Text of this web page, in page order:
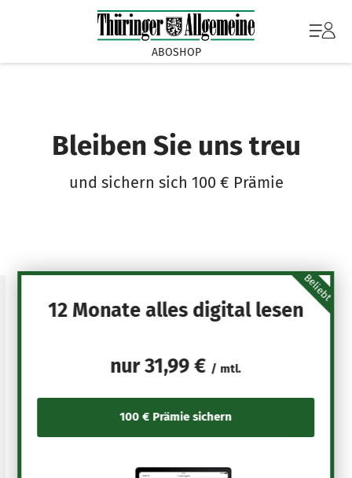
ABOSHOP
Bleiben Sie uns treu
und sichern sich 100 € Prämie
Beliebt
12 Monate alles digital lesen
nur31,99 € / mtl.